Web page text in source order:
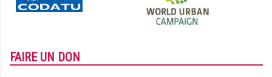
FAIRE UN DON